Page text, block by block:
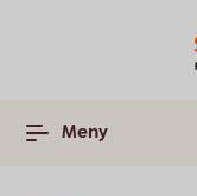
Meny